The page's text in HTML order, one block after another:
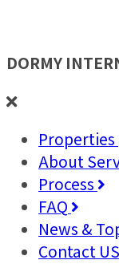
DORMY
Properties
About
Process
FAQ
News &
Contact US